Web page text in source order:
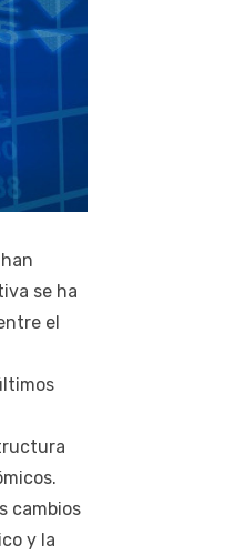
se ha
el
cambios
y la